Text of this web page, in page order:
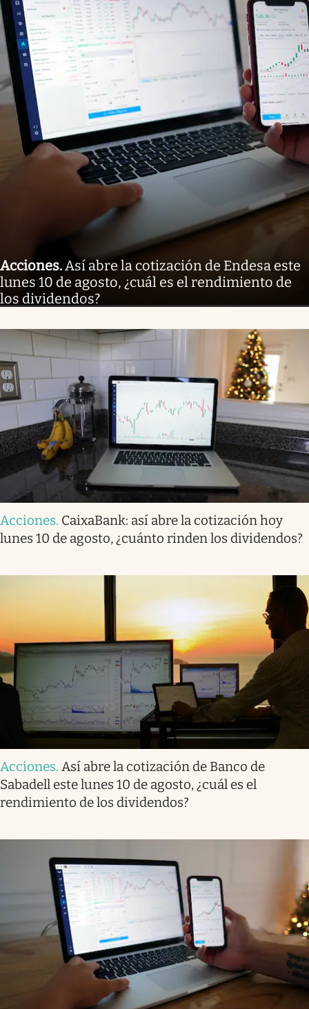
Acciones.Así abre la cotización de Endesa este
lunes 10 de agosto, ¿cuál es el rendimiento de
los dividendos?
Acciones. CaixaBank: así abre la cotización hoy
lunes 10 de agosto, ¿cuánto rinden los dividendos?
Acciones. Así abre la cotización de Banco de
Sabadell este lunes 10 de agosto, ¿cuál es el
rendimiento de los dividendos?